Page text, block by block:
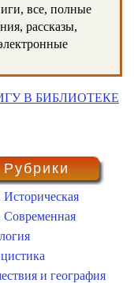
все, полные
рассказы,
В БИБЛИОТЕКЕ
Рубрики
Историческая
Современная
и география